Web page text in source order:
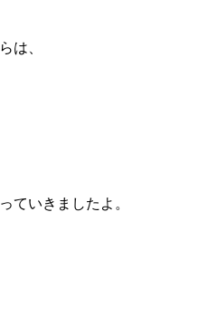
は、
ていきましたよ。